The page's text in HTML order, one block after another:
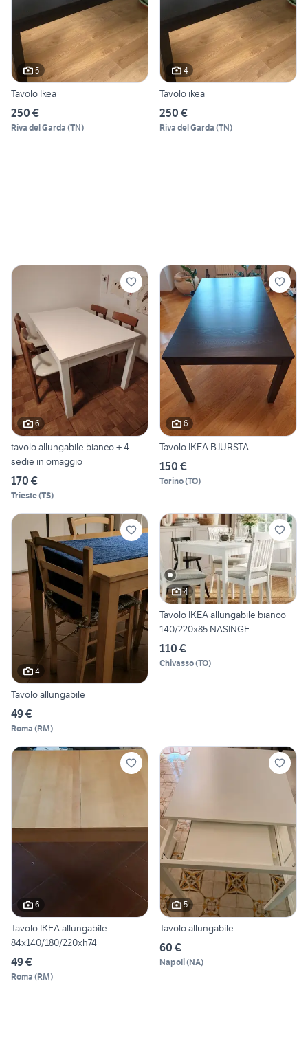
5
Tavolo Ikea
250 €
Riva del Garda (TN)
4
Tavolo ikea
250 €
Riva del Garda (TN)
6
tavolo allungabile bianco + 4
sedie in omaggio
170 €
Trieste(TS)
6
Tavolo IKEA BJURSTA
150 €
Torino(TO)
4
Tavolo allungabile
49 €
Roma (RM)
4
Tavolo IKEA allungabile bianco
140/220x85 NASINGE
110 €
Chivasso(TO)
6
Tavolo IKEA allungabile
84x140/180/220xh74
49 €
Roma (RM)
5
Tavolo allungabile
60 €
Napoli(NA)